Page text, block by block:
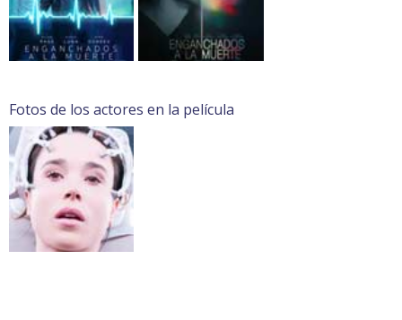
Fotos de los actores en la película